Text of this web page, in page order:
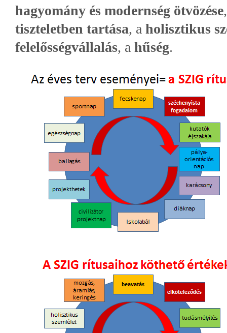
hagyomány és modernség ötvözése
tiszteletben tartása, a holisztikus
felelősségvállalás, a hűség.